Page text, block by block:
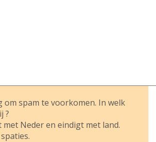
om spam te voorkomen. In welk
?
Neder en eindigt met land.